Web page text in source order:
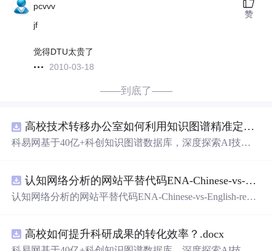
pcvvv
jf
觉得DTU太贵了
2010-03-18
赞
——到底了——
高校技术转移办公室如何利用知识图谱精准定位产业需求与技术适配点？.docx
科易网基于40亿+科创知识图谱数据库，深度探索AI技术
新领域的AI+数智化解决方案，推动科技创新与产业创新
智能化发展。
认知网络分析的网站平替代码ENA-Chinese-vs-English-reproducible.zip
认知网络分析的网站平替代码ENA-Chinese-vs-English-repro
高校如何提升科研成果的转化效率？.docx